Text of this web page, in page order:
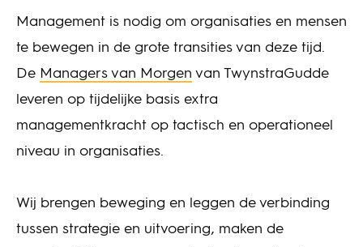
Management is nodig om organisaties en mensen
te bewegen in de grote transities van deze tijd.
De Managers van Morgen van TwynstraGudde
leveren op tijdelijke basis extra
managementkracht op tactisch en operationeel
niveau in organisaties.
Wij brengen beweging en leggen de verbinding
tussen strategie en uitvoering, maken de